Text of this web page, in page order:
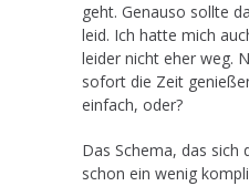
geht. Genauso sollte
leid. Ich hatte mich
leider nicht eher weg.
sofort die Zeit
einfach, oder?
Das Schema, das sich
schon ein wenig